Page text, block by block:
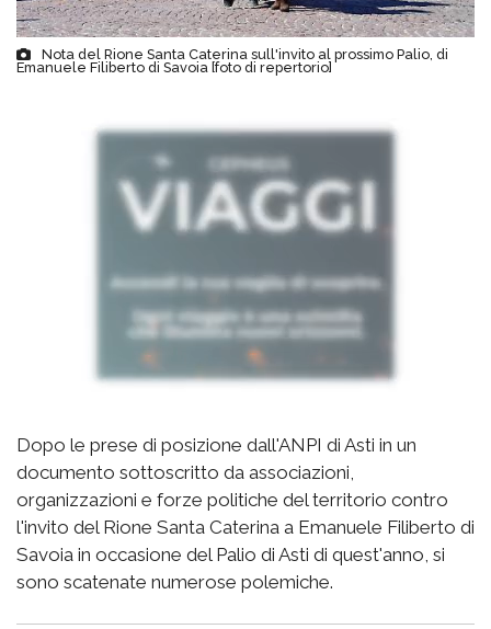
Nota del Rione Santa Caterina sull'invito al prossimo Palio, di
Emanuele Filiberto di Savoia [foto di repertorio]
Dopo le prese di posizione dall'ANPI di Asti in un
documento sottoscritto da associazioni,
organizzazioni e forze politiche del territorio contro
l'invito del Rione Santa Caterina a Emanuele Filiberto di
Savoia in occasione del Palio di Asti di quest'anno, si
sono scatenate numerose polemiche.